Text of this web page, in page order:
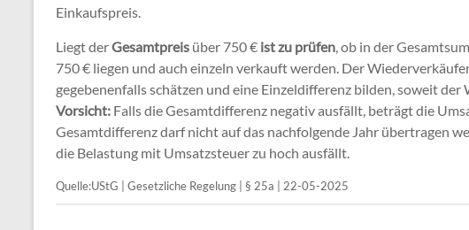
Einkaufspreis.
Liegt derGesamtpreis über 750 € ist zu prüfen , ob in der
750 € liegen und auch einzeln verkauft werden. Der
gegebenenfalls schätzen und eine Einzeldifferenz bilden, soweit der
Vorsicht: Falls die Gesamtdifferenz negativ ausfällt, beträgt die
Gesamtdifferenz darf nicht auf das nachfolgende Jahr übertragen
die Belastung mit Umsatzsteuer zu hoch ausfällt.
Quelle:UStG | Gesetzliche Regelung | § 25a | 22-05-2025